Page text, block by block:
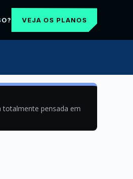
VEJA OS PLANOS
totalmente pensada em